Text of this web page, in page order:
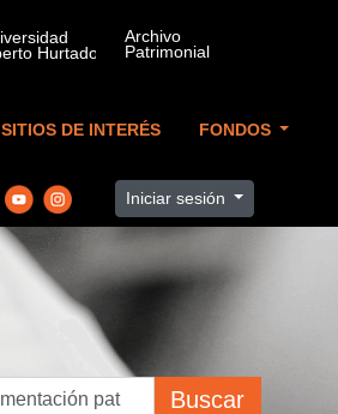
SITIOS DE INTERÉS FONDOS
Iniciar sesión
Buscar